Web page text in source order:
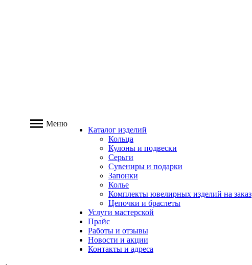
Меню
Каталог изделий
Кольца
Кулоны и подвески
Серьги
Сувениры и подарки
Запонки
Колье
Комплекты ювелирных изделий на заказ
Цепочки и браслеты
Услуги мастерской
Прайс
Работы и отзывы
Новости и акции
Контакты и адреса